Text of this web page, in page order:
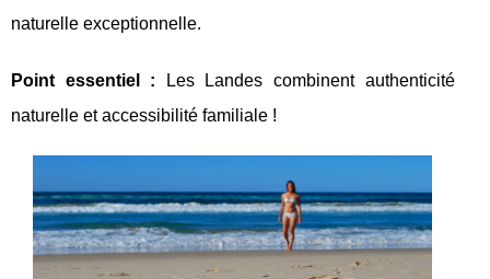
naturelle exceptionnelle.
Point essentiel : Les Landes combinent authenticité
naturelle et accessibilité familiale !